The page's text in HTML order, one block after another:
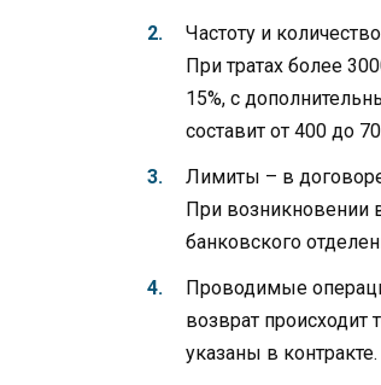
Частоту и
При тратах более
15%, с
составит от 400 до
Лимиты – в договоре
При
банковского
Проводимые
возврат происходит
указаны в контракте.